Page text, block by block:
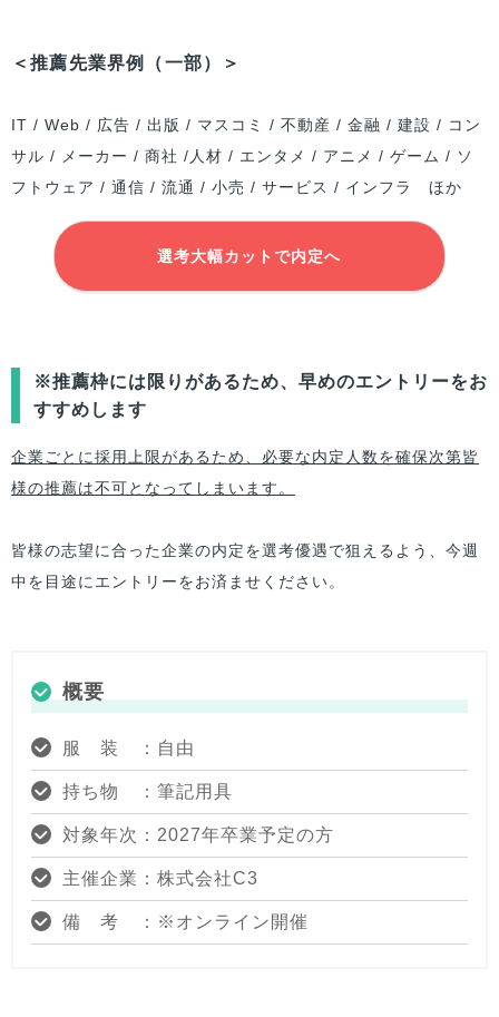
＜推薦先業界例（一部）＞
IT / Web / 広告 / 出版 / マスコミ / 不動産 / 金融 / 建設 / コン
サル / メーカー / 商社 /人材 / エンタメ / アニメ / ゲーム / ソ
フトウェア / 通信 / 流通 / 小売 / サービス / インフラ ほか
選考大幅カットで内定へ
※推薦枠には限りがあるため、早めのエントリーをお
すすめします
企業ごとに採用上限があるため、必要な内定人数を確保次第皆
様の推薦は不可となってしまいます。
皆様の志望に合った企業の内定を選考優遇で狙えるよう、今週
中を目途にエントリーをお済ませください。
概要
服 装 ：自由
持ち物 ：筆記用具
対象年次：2027年卒業予定の方
主催企業：株式会社C3
備 考 ：※オンライン開催